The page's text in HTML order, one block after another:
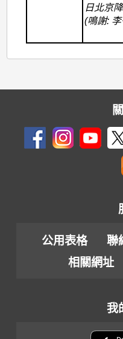
日北京
(鳴謝:
公用表格 聯
相關網址
我